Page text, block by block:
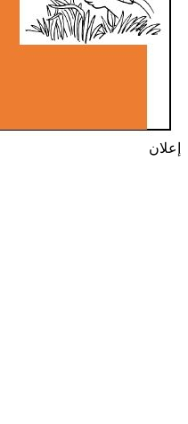
إعلان